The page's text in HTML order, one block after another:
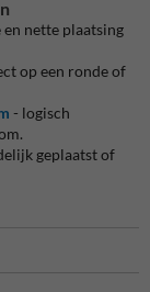
en nette plaatsing
op een ronde of
- logisch
geplaatst of